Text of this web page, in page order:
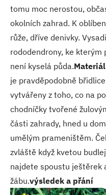
tomu moc nerostou,
okolních zahrad. K
růže, dříve denivky.
rododendrony, ke
není kyselá půda.
je pravděpodobně
vytvářeny z toho, co na
chodníčky tvořené
části zahrady, hned u
umělým prameništěm.
zvláště když kvetou
najdete spoustu ještěrek
žábu.výsledek a přání